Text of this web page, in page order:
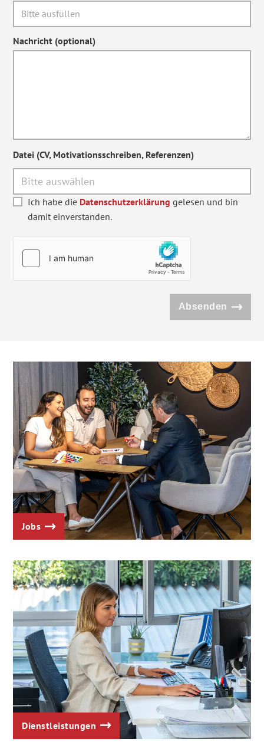
Nachricht (optional)
Datei (CV, Motivationsschreiben, Referenzen)
Ich habe die Datenschutzerklärung gelesen und bin
damit einverstanden.
Absenden
Jobs
Dienstleistungen